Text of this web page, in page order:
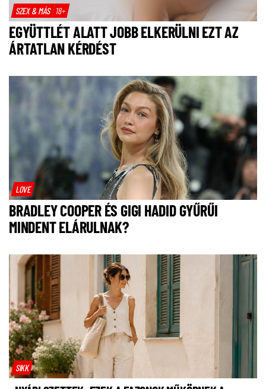
SZEX & MÁS 18+
EGYÜTTLÉT ALATT JOBB ELKERÜLNI EZT AZ
ÁRTATLAN KÉRDÉST
LOVE
BRADLEY COOPER ÉS GIGI HADID GYŰRŰI
MINDENT ELÁRULNAK?
SIKK